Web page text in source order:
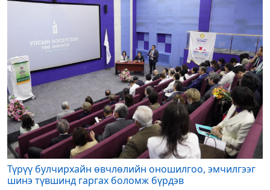
Түрүү булчирхайн өвчлөлийн оношилгоо, эмчилгээг
шинэ түвшинд гаргах боломж бүрдэв